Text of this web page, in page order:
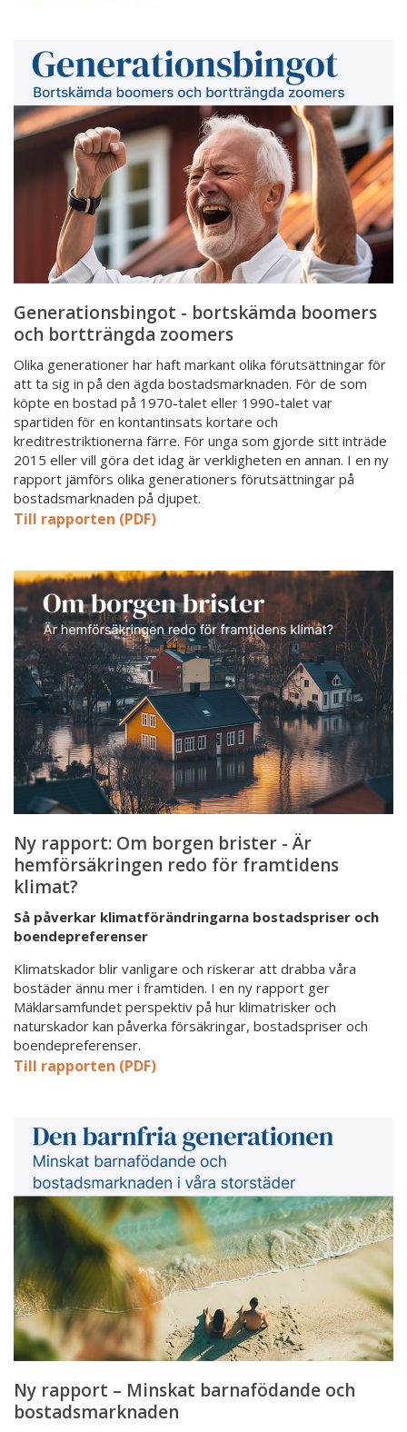
bortskämda
boomers
och
bortträngda
Generationsbingot - bortskämda boomers
och bortträngda zoomers
Olika generationer har haft markant olika förutsättningar för
att ta sig in på den ägda bostadsmarknaden. För de som
köpte en bostad på 1970-talet eller 1990-talet var
spartiden för en kontantinsats kortare och
kreditrestriktionerna färre. För unga som gjorde sitt inträde
2015 eller vill göra det idag är verkligheten en annan. I en ny
rapport jämförs olika generationers förutsättningar på
bostadsmarknaden på djupet.
Till rapporten (PDF)
Ny
rapport:
Om
borgen
brister
hemförsäkringen
redo
framtidens
klimat?
Ny rapport: Om borgen brister - Är
hemförsäkringen redo för framtidens
klimat?
Så påverkar klimatförändringarna bostadspriser och
boendepreferenser
Klimatskador blir vanligare och riskerar att drabba våra
bostäder ännu mer i framtiden. I en ny rapport ger
Mäklarsamfundet perspektiv på hur klimatrisker och
naturskador kan påverka försäkringar, bostadspriser och
boendepreferenser.
Till rapporten (PDF)
rapport
Minskat
barnafödande
och
bostadsmarknaden
Ny rapport – Minskat barnafödande och
bostadsmarknaden